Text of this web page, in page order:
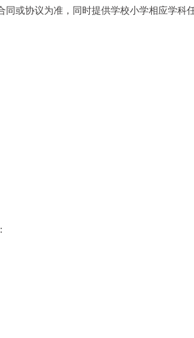
同或协议为准，同时提供学校小学相应学科